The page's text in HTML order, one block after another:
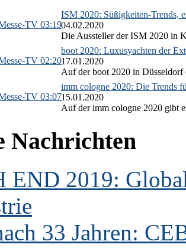
03:19
ISM 2020: Süßigkeiten-Trends,
04.02.2020
Die Aussteller der ISM 2020 in
02:20
boot 2020: Luxusyachten der
17.01.2020
Auf der boot 2020 in Düsseldorf
03:07
imm cologne 2020: Die Trends
15.01.2020
Auf der imm cologne 2020 gibt
Nachrichten
END 2019:
33 Jahren: